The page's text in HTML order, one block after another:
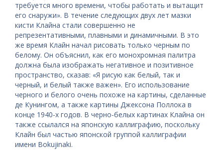
требуется много времени, чтобы работать и вытащит
его снаружи». В течение следующих двух лет мазки
кисти Клайна стали совершенно не
репрезентативными, плавными и динамичными. В это
же время Клайн начал рисовать только черным по
белому. Он объяснил, как его монохромная палитра
должна была изображать негативное и позитивное
пространство, сказав: «Я рисую как белый, так и
черный, и белый также важен». Его использование
черного и белого очень похоже на картины, сделанные
де Кунингом, а также картины Джексона Поллока в
конце 1940-х годов. В черно-белых картинах Клайна он
также ссылался на японскую каллиграфию, поскольку
Клайн был частью японской группой каллиграфии
имени Bokujinaki.